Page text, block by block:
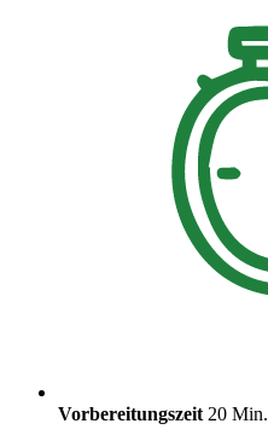
Vorbereitungszeit 20 Min.